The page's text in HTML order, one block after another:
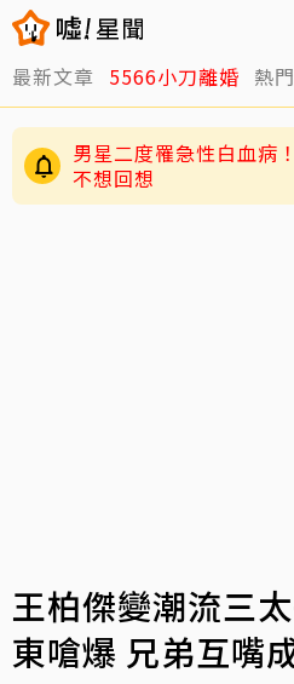
最新文章 5566小刀離婚 熱
男星二度罹急性白血病
不想回想
王柏傑變潮流三
東嗆爆 兄弟互嘴